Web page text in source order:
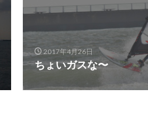
2017年4月26日
ちょいガスな〜